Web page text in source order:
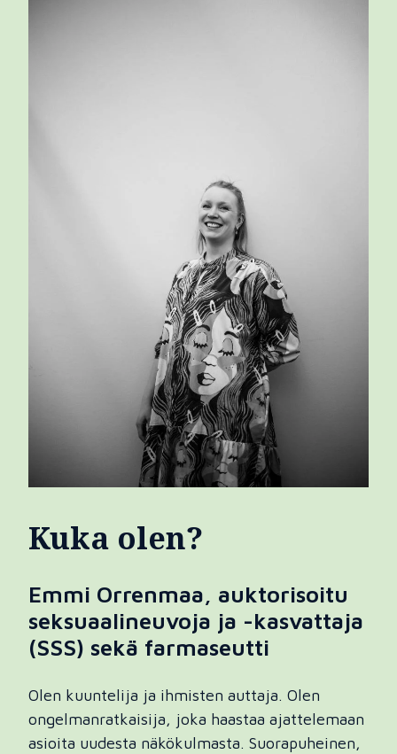
Kuka olen?
Emmi Orrenmaa, auktorisoitu
seksuaalineuvoja ja -kasvattaja
(SSS) sekä farmaseutti
Olen kuuntelija ja ihmisten auttaja. Olen
ongelmanratkaisija, joka haastaa ajattelemaan
asioita uudesta näkökulmasta. Suorapuheinen,